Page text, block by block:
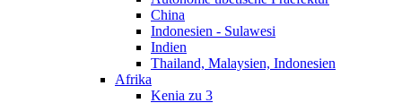
China
Indonesien - Sulawesi
Indien
Thailand, Malaysien, Indonesien
Afrika
Kenia zu 3